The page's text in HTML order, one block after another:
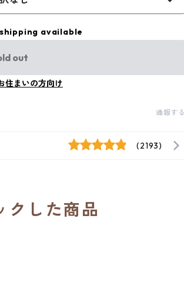
available
out
住まいの方向け
通報する
(2193)
クした商品